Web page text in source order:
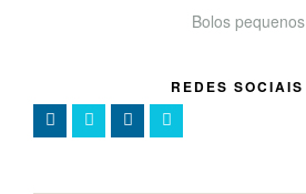
Bolos pequenos
REDES SOCIAIS